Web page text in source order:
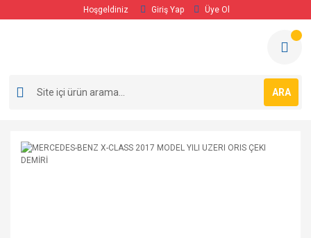
Hoşgeldiniz Giriş Yap Üye Ol
ARA